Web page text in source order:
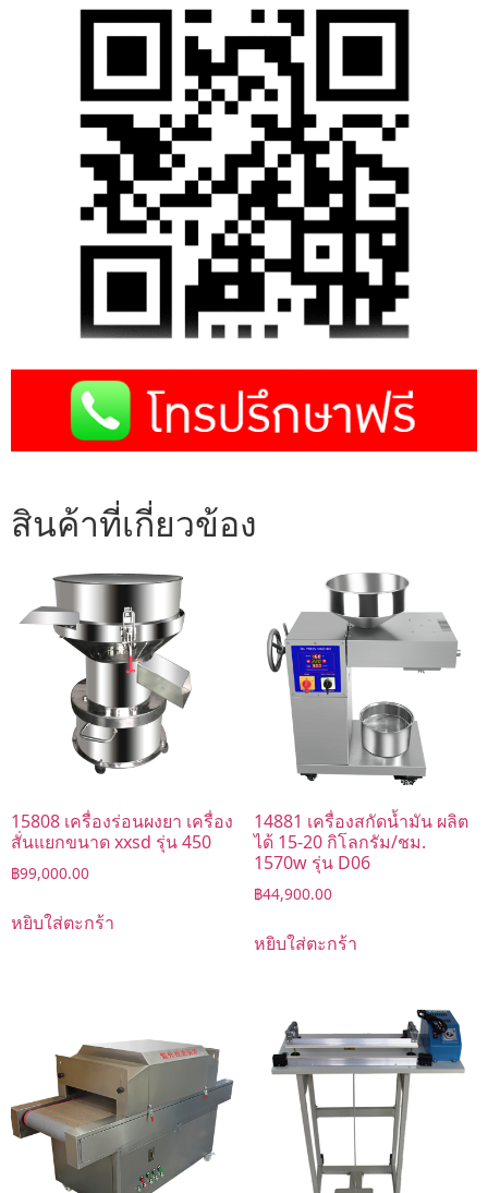
สินค้าที่เกี่ยวข้อง
15808 เครื่องร่อนผงยา เครื่อง
สั่นแยกขนาด xxsd รุ่น 450
฿99,000.00
หยิบใส่ตะกร้า
14881 เครื่องสกัดน้ำมัน ผลิต
ได้ 15-20 กิโลกรัม/ชม.
1570w รุ่น D06
฿44,900.00
หยิบใส่ตะกร้า